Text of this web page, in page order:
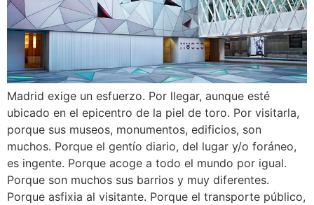
Madrid exige un esfuerzo. Por llegar, aunque esté
ubicado en el epicentro de la piel de toro. Por visitarla,
porque sus museos, monumentos, edificios, son
muchos. Porque el gentío diario, del lugar y/o foráneo,
es ingente. Porque acoge a todo el mundo por igual.
Porque son muchos sus barrios y muy diferentes.
Porque asfixia al visitante. Porque el transporte público,